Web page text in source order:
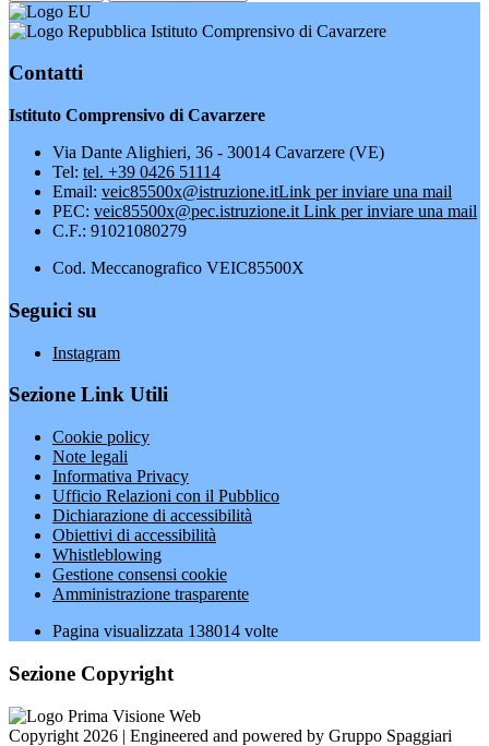
Istituto Comprensivo di Cavarzere
Contatti
Istituto Comprensivo di Cavarzere
Via Dante Alighieri, 36 - 30014 Cavarzere (VE)
Tel: tel. +39 0426 51114
Email: veic85500x@istruzione.itLink per inviare una mail
PEC: veic85500x@pec.istruzione.it Link per inviare una mail
C.F.: 91021080279
Cod. Meccanografico VEIC85500X
Seguici su
Instagram
Sezione Link Utili
Cookie policy
Note legali
Informativa Privacy
Ufficio Relazioni con il Pubblico
Dichiarazione di accessibilità
Obiettivi di accessibilità
Whistleblowing
Gestione consensi cookie
Amministrazione trasparente
Pagina visualizzata 138014 volte
Sezione Copyright
Copyright 2026 | Engineered and powered by Gruppo Spaggiari